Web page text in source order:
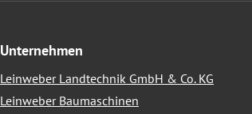
Unternehmen
Leinweber Landtechnik GmbH & Co. KG
Leinweber Baumaschinen